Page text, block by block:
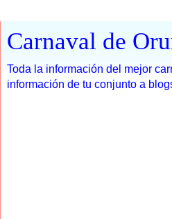
Carnaval de
Toda la información del mejor
información de tu conjunto a